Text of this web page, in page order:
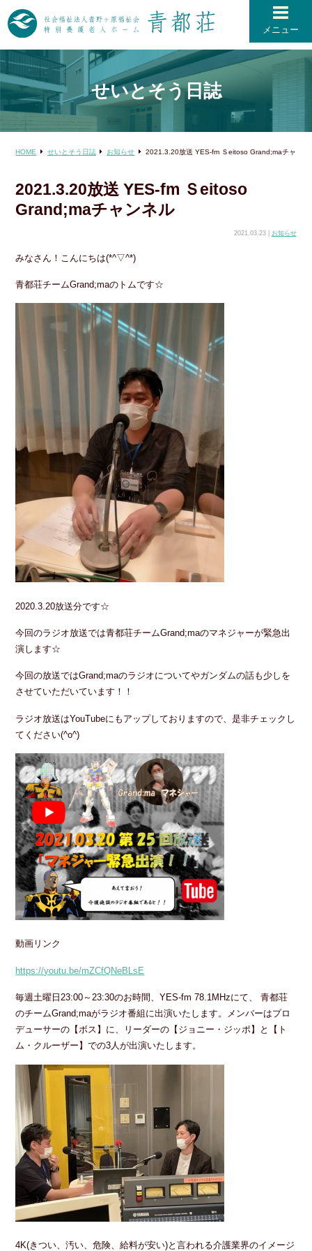
メニュー
せいとそう日誌
HOME せいとそう日誌 お知らせ 2021.3.20放送 YES-fm Ｓeitoso Grand;maチャンネ
2021.3.20放送 YES-fm Ｓeitoso
Grand;maチャンネル
2021.03.23 | お知らせ
みなさん！こんにちは(*^▽^*)
青都荘チームGrand;maのトムです☆
2020.3.20放送分です☆
今回のラジオ放送では青都荘チームGrand;maのマネジャーが緊急出
演します☆
今回の放送ではGrand;maのラジオについてやガンダムの話も少しを
させていただいています！！
ラジオ放送はYouTubeにもアップしておりますので、是非チェックし
てください(^o^)
動画リンク
https://youtu.be/mZCfQNeBLsE
毎週土曜日23:00～23:30のお時間、YES-fm 78.1MHzにて、 青都荘
のチームGrand;maがラジオ番組に出演いたします。メンバーはプロ
デューサーの【ボス】に、リーダーの【ジョニー・ジッポ】と【ト
ム・クルーザー】での3人が出演いたします。
4K(きつい、汚い、危険、給料が安い)と言われる介護業界のイメージ